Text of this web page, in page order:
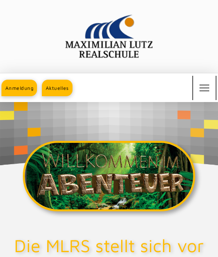
Anmeldung Aktuelles
Die MLRS stellt sich vor